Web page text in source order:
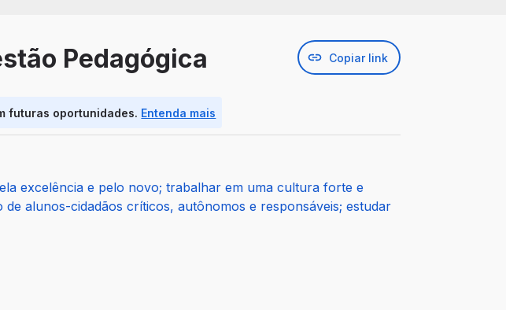
Pedagógica Copiar link
futuras oportunidades. Entenda mais
excelência e pelo novo; trabalhar em uma cultura forte e
alunos-cidadãos críticos, autônomos e responsáveis; estudar